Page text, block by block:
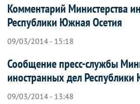
Комментарий Министерства
Республики Южная Осетия
09/03/2014 - 15:18
Сообщение пресс-службы
иностранных дел
09/03/2014 - 13:48